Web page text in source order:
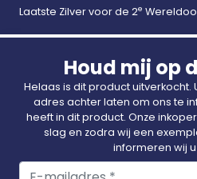
Laatste Zilver voor de 2e
Houd mij op
Helaas is dit product uitverkocht.
adres achter laten om ons te
heeft in dit product. Onze
slag en zodra wij een
informeren wij